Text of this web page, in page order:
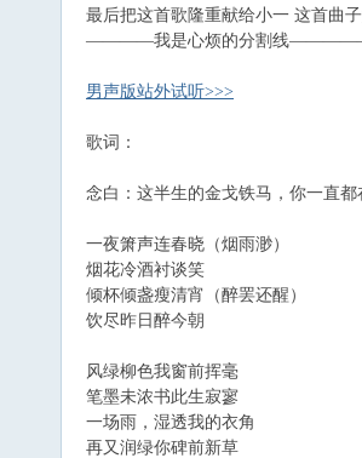
最后把这首歌隆重献给小一 这首曲
————我是心烦的分割线
男声版站外试听>>>
歌词：
念白：这半生的金戈铁马，你一
一夜箫声连春晓（烟雨渺）
烟花冷酒衬谈笑
倾杯倾盏瘦清宵（醉罢还醒）
饮尽昨日醉今朝
风绿柳色我窗前挥毫
笔墨未浓书此生寂寥
一场雨，湿透我的衣角
再又润绿你碑前新草